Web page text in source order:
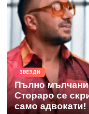
ЗВЕЗДИ
Пълно
Стораро се
само адвокати!